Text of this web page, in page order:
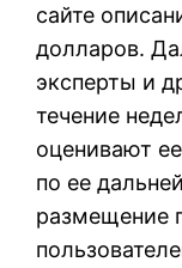
сайте
долларов.
эксперты и
течение
оценивают
по ее
размещение